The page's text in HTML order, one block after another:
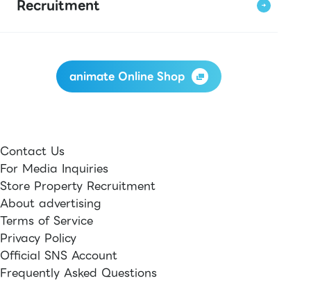
Recruitment
animate Online Shop
Contact Us
For Media Inquiries
Store Property Recruitment
About advertising
Terms of Service
Privacy Policy
Official SNS Account
Frequently Asked Questions